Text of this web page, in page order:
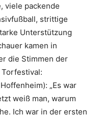
viele packende
strittige
Unterstützung
kamen in
die Stimmen der
„Es war
weiß man, warum
Ich war in der ersten